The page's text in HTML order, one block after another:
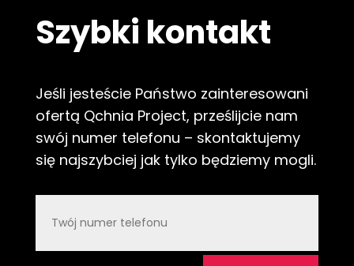
Szybki kontakt
Jeśli jesteście Państwo zainteresowani
ofertą Qchnia Project, prześlijcie nam
swój numer telefonu – skontaktujemy
się najszybciej jak tylko będziemy mogli.